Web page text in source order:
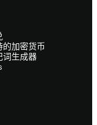
的加密货币
词生成器